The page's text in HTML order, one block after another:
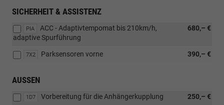
SICHERHEIT & ASSISTENZ
PIA 680,– €
ACC - Adaptivtempomat bis 210km/h,
adaptive Spurführung
7X2 390,– €
Parksensoren vorne
AUSSEN
1D7 250,– €
Vorbereitung für die Anhängerkupplung